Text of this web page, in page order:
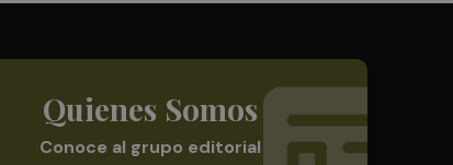
Quienes Somos
Conoce al grupo editorial